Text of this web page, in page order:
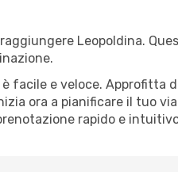
Leopoldina.
facile e veloce. Approfitta
ora a pianificare il tuo
rapido e